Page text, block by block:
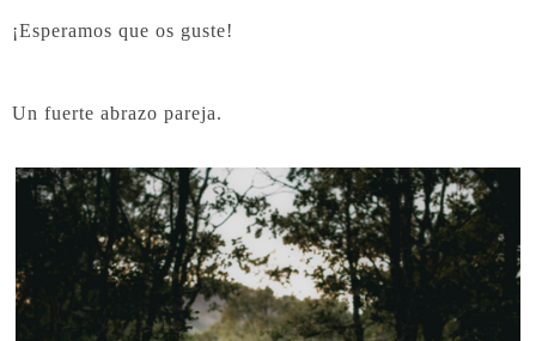
¡Esperamos que os guste!
Un fuerte abrazo pareja.